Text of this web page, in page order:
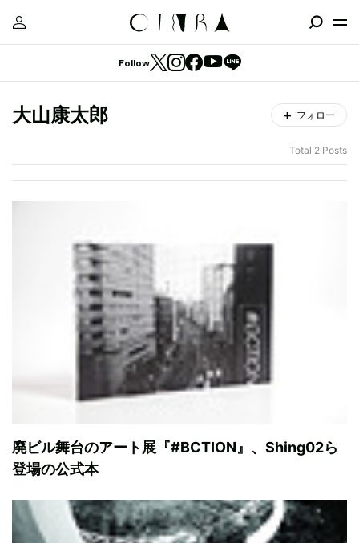
Follow
大山康太郎 フォロー
Total 2 Posts
廃ビル舞台のアート展『#BCTION』、Shing02ら
登場の公式本